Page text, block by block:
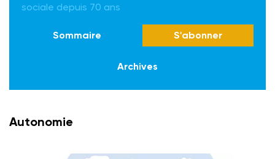
sociale depuis 70 ans
Sommaire S'abonner
Archives
Autonomie